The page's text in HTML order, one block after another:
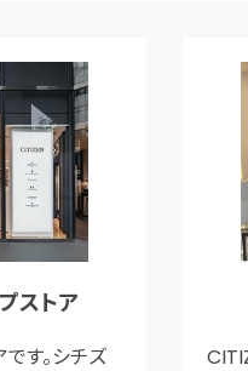
ストア
す。シチズ